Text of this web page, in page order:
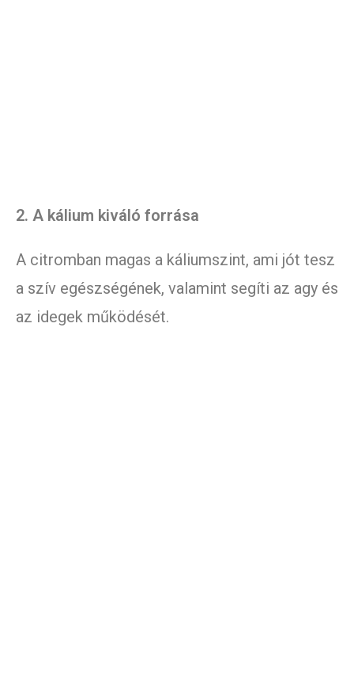
2. A kálium kiváló forrása
A citromban magas a káliumszint, ami jót tesz
a szív egészségének, valamint segíti az agy és
az idegek működését.